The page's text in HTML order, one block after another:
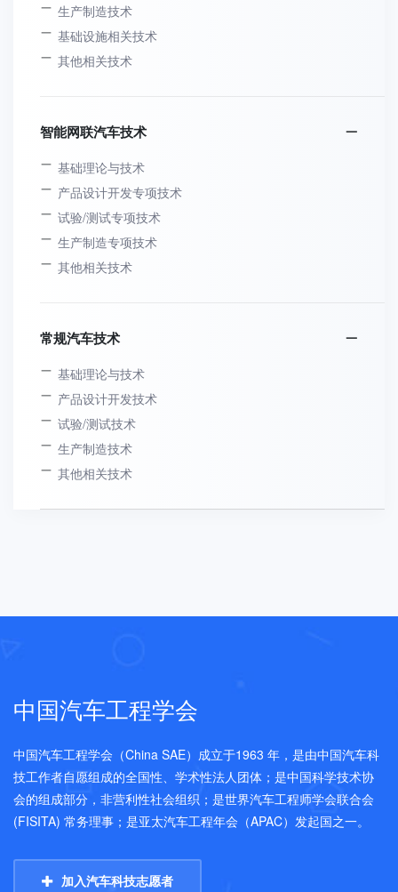
生产制造技术
基础设施相关技术
其他相关技术
智能网联汽车技术
基础理论与技术
产品设计开发专项技术
试验/测试专项技术
生产制造专项技术
其他相关技术
常规汽车技术
基础理论与技术
产品设计开发技术
试验/测试技术
生产制造技术
其他相关技术
中国汽车工程学会
中国汽车工程学会（China SAE）成立于1963 年，是由中国汽车科
技工作者自愿组成的全国性、学术性法人团体；是中国科学技术协
会的组成部分，非营利性社会组织；是世界汽车工程师学会联合会
(FISITA) 常务理事；是亚太汽车工程年会（APAC）发起国之一。
加入汽车科技志愿者